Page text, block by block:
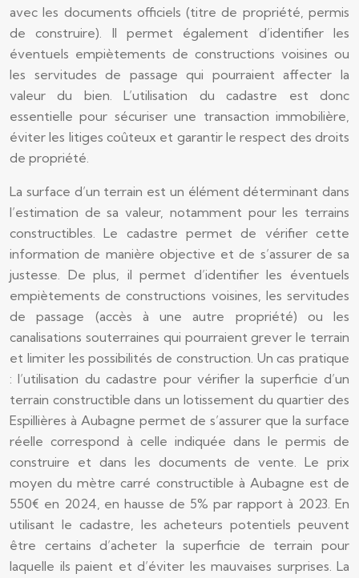
avec les documents officiels (titre de propriété, permis
de construire). Il permet également d’identifier les
éventuels empiètements de constructions voisines ou
les servitudes de passage qui pourraient affecter la
valeur du bien. L’utilisation du cadastre est donc
essentielle pour sécuriser une transaction immobilière,
éviter les litiges coûteux et garantir le respect des droits
de propriété.
La surface d’un terrain est un élément déterminant dans
l’estimation de sa valeur, notamment pour les terrains
constructibles. Le cadastre permet de vérifier cette
information de manière objective et de s’assurer de sa
justesse. De plus, il permet d’identifier les éventuels
empiètements de constructions voisines, les servitudes
de passage (accès à une autre propriété) ou les
canalisations souterraines qui pourraient grever le terrain
et limiter les possibilités de construction. Un cas pratique
: l’utilisation du cadastre pour vérifier la superficie d’un
terrain constructible dans un lotissement du quartier des
Espillières à Aubagne permet de s’assurer que la surface
réelle correspond à celle indiquée dans le permis de
construire et dans les documents de vente. Le prix
moyen du mètre carré constructible à Aubagne est de
550€ en 2024, en hausse de 5% par rapport à 2023. En
utilisant le cadastre, les acheteurs potentiels peuvent
être certains d’acheter la superficie de terrain pour
laquelle ils paient et d’éviter les mauvaises surprises. La